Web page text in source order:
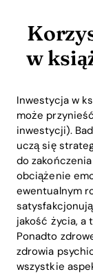
w
Inwestycja w
może
inwestycji).
uczą się
do
obciążenie
ewentualnym
jakość życia, a
Ponadto
zdrowia
wszystkie